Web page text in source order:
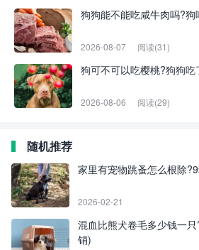
狗狗能不能吃咸牛肉吗?
2026-08-07 阅读(31)
狗可不可以吃樱桃?狗狗
2026-08-06 阅读(29)
随机推荐
家里有宠物跳蚤怎么根除
2026-02-21
混血比熊犬卷毛多少钱一
销)